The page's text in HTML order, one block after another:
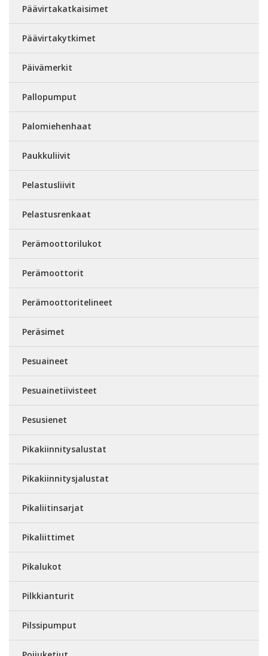
Päävirtakatkaisimet
Päävirtakytkimet
Päivämerkit
Pallopumput
Palomiehenhaat
Paukkuliivit
Pelastusliivit
Pelastusrenkaat
Perämoottorilukot
Perämoottorit
Perämoottoritelineet
Peräsimet
Pesuaineet
Pesuainetiivisteet
Pesusienet
Pikakiinnitysalustat
Pikakiinnitysjalustat
Pikaliitinsarjat
Pikaliittimet
Pikalukot
Pilkkianturit
Pilssipumput